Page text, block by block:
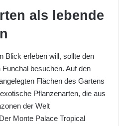
als lebende
Blick erleben will, sollte den
besuchen. Auf den
Flächen des Gartens
Pflanzenarten, die aus
der Welt
Monte Palace Tropical